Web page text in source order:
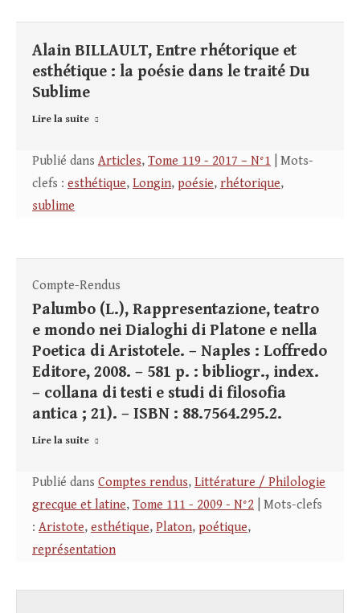
Alain BILLAULT, Entre rhétorique et
esthétique : la poésie dans le traité Du
Sublime
Lire la suite
Publié dans Articles, Tome 119 - 2017 – N°1 | Mots-
clefs : esthétique, Longin, poésie, rhétorique,
sublime
Compte-Rendus
Palumbo (L.), Rappresentazione, teatro
e mondo nei Dialoghi di Platone e nella
Poetica di Aristotele. – Naples : Loffredo
Editore, 2008. – 581 p. : bibliogr., index.
– collana di testi e studi di filosofia
antica ; 21). – ISBN : 88.7564.295.2.
Lire la suite
Publié dans Comptes rendus, Littérature / Philologie
grecque et latine, Tome 111 - 2009 - N°2 | Mots-clefs
: Aristote, esthétique, Platon, poétique,
représentation